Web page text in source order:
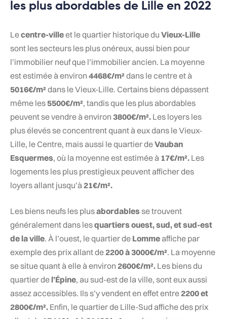
les plus abordables de Lille en 2022
Lecentre-villeet le quartier historique du Vieux-Lille
sont les secteurs les plus onéreux, aussi bien pour
l’immobilier neuf que l’immobilier ancien. La moyenne
est estimée à environ 4468€/m² dans le centre et à
5016€/m² dans le Vieux-Lille. Certains biens dépassent
même les5500€/m², tandis que les plus abordables
peuvent se vendre à environ 3800€/m². Les loyers les
plus élevés se concentrent quant à eux dans le Vieux-
Lille, le Centre, mais aussi le quartier deVauban
Esquermes, où la moyenne est estimée à 17€/m². Les
logements les plus prestigieux peuvent afficher des
loyers allant jusqu’à 21€/m².
Les biens neufs les plusabordablesse trouvent
généralement dans lesquartiers ouest, sud, et sud-est
de la ville. À l’ouest, le quartier de Lommeaffiche par
exemple des prix allant de2200 à 3000€/m². La moyenne
se situe quant à elle à environ 2600€/m². Les biens du
quartier del’Épine, au sud-est de la ville, sont eux aussi
assez accessibles. Ils s’y vendent en effet entre2200 et
2800€/m². Enfin, le quartier de Lille-Sud affiche des prix